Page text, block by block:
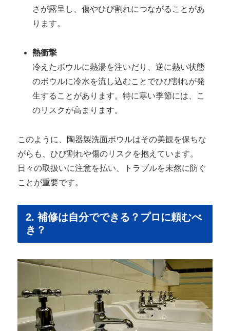
さが露呈し、傷やひび割れにつながることがあ
ります。
熱衝撃
冷えたボウルに熱湯を注いだり、逆に熱い状態
のボウルに冷水を流し込むことでひび割れが発
生することがあります。特に寒い季節には、こ
のリスクが高まります。
このように、陶器製洗面ボウルはその美観を保ちな
がらも、ひび割れや傷のリスクを抱えています。
日々の取扱いに注意を払い、トラブルを未然に防ぐ
ことが重要です。
2. 補修は自分でできる？プロに頼むべ
き？